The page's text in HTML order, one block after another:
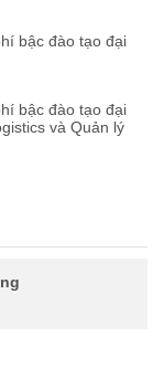
bậc đào tạo đại
bậc đào tạo đại
và Quản lý